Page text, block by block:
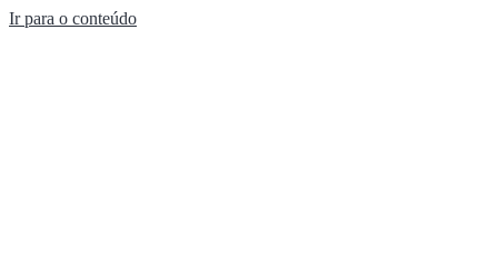
Ir para o conteúdo